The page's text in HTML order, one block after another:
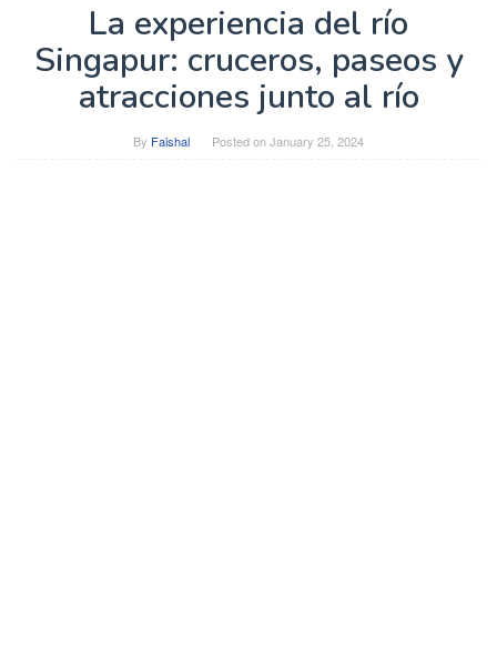
La experiencia del río
Singapur: cruceros, paseos y
atracciones junto al río
By Faishal Posted onJanuary 25, 2024